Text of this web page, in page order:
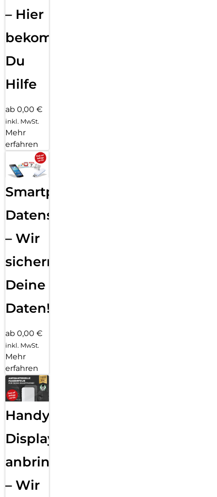
– Hier
bekommst
Du
Hilfe
ab 0,00 €
inkl. MwSt.
Mehr
erfahren
Smartphone
Datensicherung
– Wir
sichern
Deine
Daten!
ab 0,00 €
inkl. MwSt.
Mehr
erfahren
Handy
Displayfolie
anbringen
– Wir